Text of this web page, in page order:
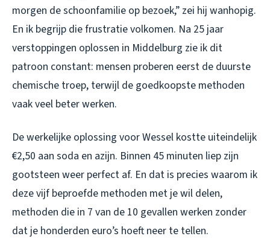
morgen de schoonfamilie op bezoek,” zei hij wanhopig.
En ik begrijp die frustratie volkomen. Na 25 jaar
verstoppingen oplossen in Middelburg zie ik dit
patroon constant: mensen proberen eerst de duurste
chemische troep, terwijl de goedkoopste methoden
vaak veel beter werken.
De werkelijke oplossing voor Wessel kostte uiteindelijk
€2,50 aan soda en azijn. Binnen 45 minuten liep zijn
gootsteen weer perfect af. En dat is precies waarom ik
deze vijf beproefde methoden met je wil delen,
methoden die in 7 van de 10 gevallen werken zonder
dat je honderden euro’s hoeft neer te tellen.